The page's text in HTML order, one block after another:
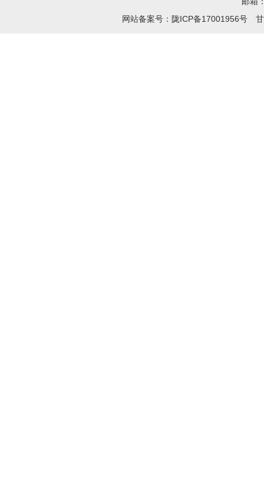
网站备案号：陇ICP备17001956号